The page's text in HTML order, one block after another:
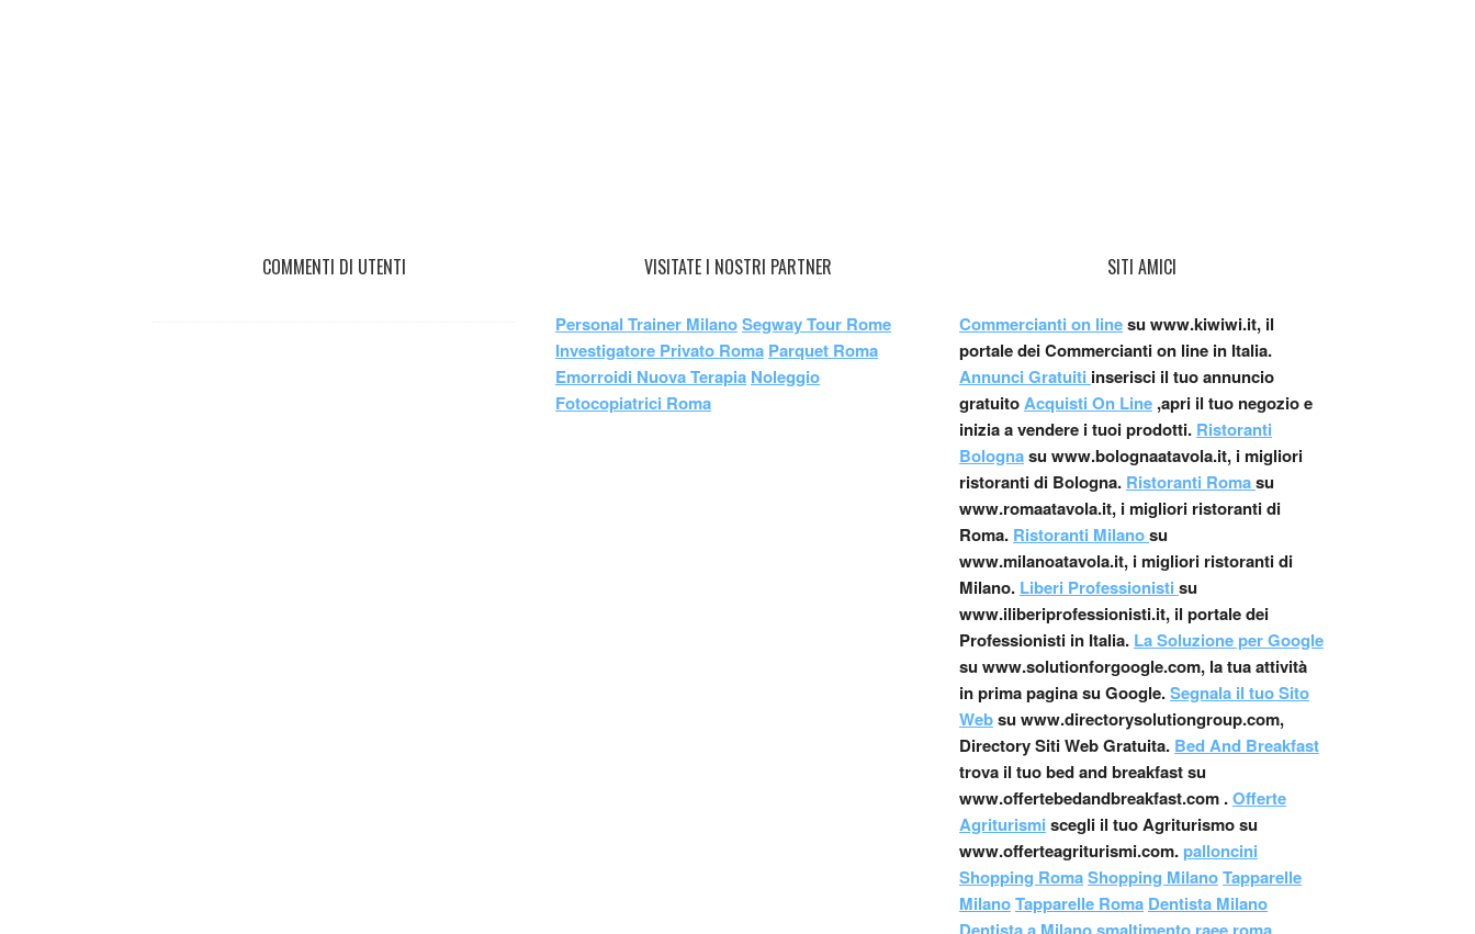
COMMENTI DI UTENTI VISITATE I NOSTRI PARTNER
Personal Trainer MilanoSegway Tour Rome
Investigatore Privato Roma Parquet Roma
Emorroidi Nuova Terapia Noleggio
Fotocopiatrici Roma
SITI AMICI
Commercianti on linesu www.kiwiwi.it, il
portale dei Commercianti on line in Italia.
Annunci Gratuiti inserisci il tuo annuncio
gratuitoAcquisti On Line ,apri il tuo negozio e
inizia a vendere i tuoi prodotti. Ristoranti
Bolognasu www.bolognaatavola.it, i migliori
ristoranti di Bologna. Ristoranti Romasu
www.romaatavola.it, i migliori ristoranti di
Roma. Ristoranti Milanosu
www.milanoatavola.it, i migliori ristoranti di
Milano. Liberi Professionisti su
www.iliberiprofessionisti.it, il portale dei
Professionisti in Italia. La Soluzione per Google
su www.solutionforgoogle.com, la tua attività
in prima pagina su Google.Segnala il tuo Sito
Websu www.directorysolutiongroup.com,
Directory Siti Web Gratuita. Bed And Breakfast
trova il tuo bed and breakfast su
www.offertebedandbreakfast.com .Offerte
Agriturismi scegli il tuo Agriturismo su
www.offerteagriturismi.com. palloncini
Shopping RomaShopping MilanoTapparelle
MilanoTapparelle Roma Dentista Milano
Dentista a Milanosmaltimento raee roma